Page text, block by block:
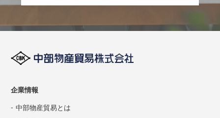
企業情報
中部物産貿易とは